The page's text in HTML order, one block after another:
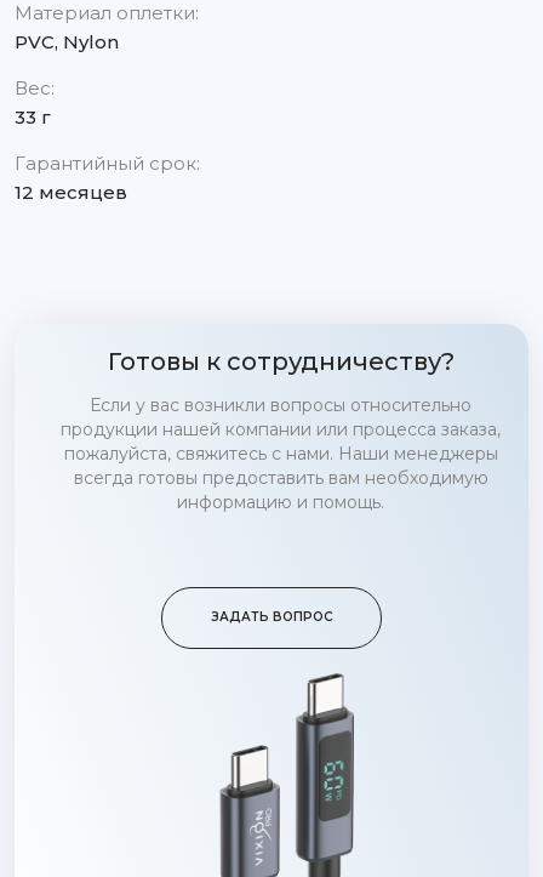
Материал оплетки:
PVC, Nylon
Вес:
33 г
Гарантийный срок:
12 месяцев
Готовы к сотрудничеству?
Если у вас возникли вопросы относительно
продукции нашей компании или процесса заказа,
пожалуйста, свяжитесь с нами. Наши менеджеры
всегда готовы предоставить вам необходимую
информацию и помощь.
ЗАДАТЬ ВОПРОС